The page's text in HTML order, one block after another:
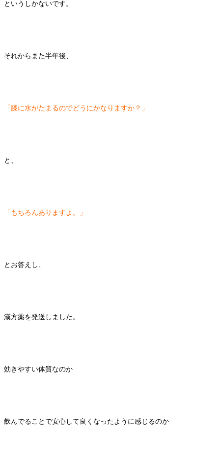
というしかないです。
それからまた半年後、
「膝に水がたまるのでどうにかなりますか？」
と、
「もちろんありますよ。」
とお答えし、
漢方薬を発送しました。
効きやすい体質なのか
飲んでることで安心して良くなったように感じるのか